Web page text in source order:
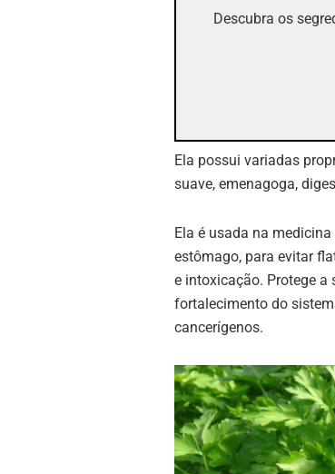
Descubra os
Ela possui variadas
suave, emenagoga,
Ela é usada na
estômago, para evitar
e intoxicação. Protege
fortalecimento do
cancerígenos.